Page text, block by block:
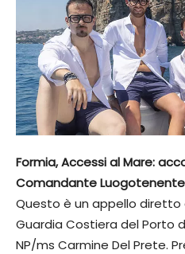
Formia, Accessi al Mare:
Comandante
Questo è un appello
Guardia Costiera del Porto
NP/ms Carmine Del Prete.